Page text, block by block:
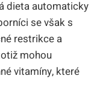
dieta automaticky
se však s
restrikce a
mohou
vitamíny, které